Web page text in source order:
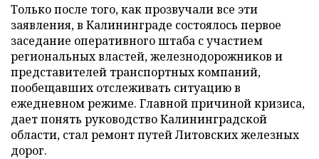
Только после того, как прозвучали все эти
заявления, в Калининграде состоялось первое
заседание оперативного штаба с участием
региональных властей, железнодорожников и
представителей транспортных компаний,
пообещавших отслеживать ситуацию в
ежедневном режиме. Главной причиной кризиса,
дает понять руководство Калининградской
области, стал ремонт путей Литовских железных
дорог.